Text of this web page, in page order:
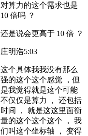
对算力的这个需求也是
10 倍吗 ？
还是说会更高于 10 倍 ？
庄明浩5:03
这个具体我我没有那么
强的这个这个感觉 ，但
是我觉得就是这个可能
不仅仅是算力 ， 还包括
时间 ， 就是这这里面衡
量的这个这个这个 ， 我
们叫这个坐标轴 ， 变得